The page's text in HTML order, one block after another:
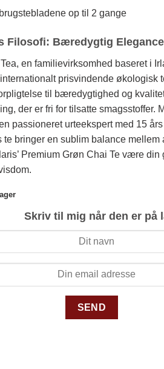
op til 2 gange
Filosofi: Bæredygtig
en familievirksomhed baseret i
prisvindende økologisk
til bæredygtighed og
der er fri for tilsatte smagsstoffer.
passioneret urteekspert med 15
te bringer en sublim balance mellem
Premium Grøn Chai Te være din
Skriv til mig når den er på